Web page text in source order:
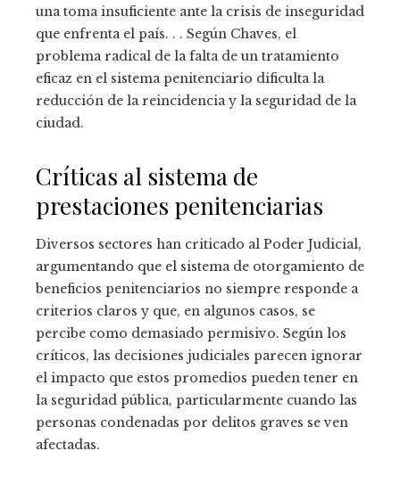
una toma insuficiente ante la crisis de inseguridad
que enfrenta el país. . . Según Chaves, el
problema radical de la falta de un tratamiento
eficaz en el sistema penitenciario dificulta la
reducción de la reincidencia y la seguridad de la
ciudad.
Críticas al sistema de
prestaciones penitenciarias
Diversos sectores han criticado al Poder Judicial,
argumentando que el sistema de otorgamiento de
beneficios penitenciarios no siempre responde a
criterios claros y que, en algunos casos, se
percibe como demasiado permisivo. Según los
críticos, las decisiones judiciales parecen ignorar
el impacto que estos promedios pueden tener en
la seguridad pública, particularmente cuando las
personas condenadas por delitos graves se ven
afectadas.